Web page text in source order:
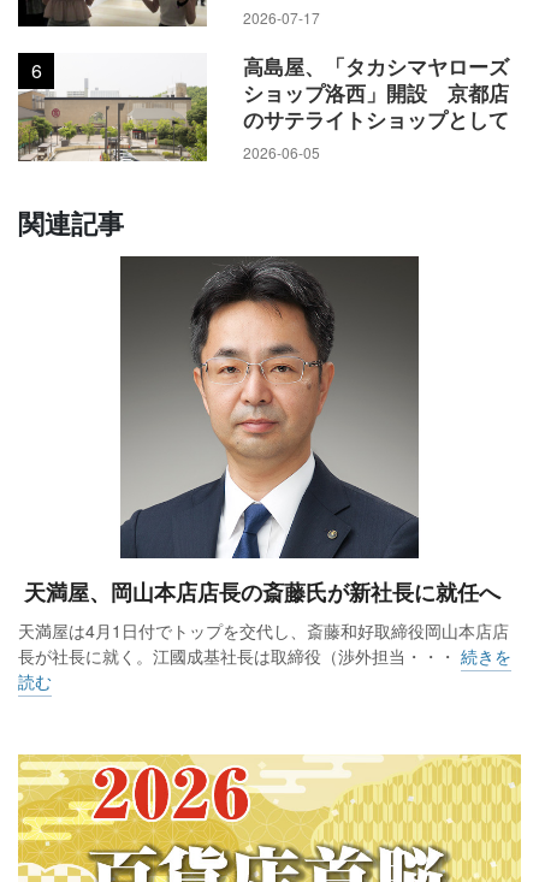
2026-07-17
6
高島屋、「タカシマヤローズ
ショップ洛西」開設 京都店
のサテライトショップとして
2026-06-05
関連記事
天満屋、岡山本店店長の斎藤氏が新社長に就任へ
天満屋は4月1日付でトップを交代し、斎藤和好取締役岡山本店店
長が社長に就く。江國成基社長は取締役（渉外担当・・・ 続きを
読む